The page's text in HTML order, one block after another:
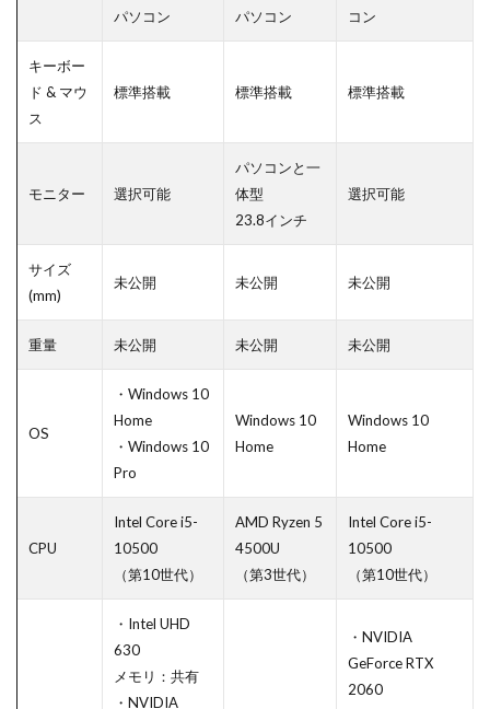
パソコン
パソコン
コン
キーボー
ド & マウ
ス
標準搭載 標準搭載 標準搭載
モニター 選択可能
パソコンと一
体型
23.8インチ
選択可能
サイズ
(mm)
未公開 未公開 未公開
重量 未公開 未公開 未公開
OS
・Windows 10
Home
・Windows 10
Pro
Windows 10
Home
Windows 10
Home
CPU
Intel Core i5-
10500
（第10世代）
AMD Ryzen 5
4500U
（第3世代）
Intel Core i5-
10500
（第10世代）
・Intel UHD
630
メモリ：共有
・NVIDIA
・NVIDIA
GeForce RTX
2060